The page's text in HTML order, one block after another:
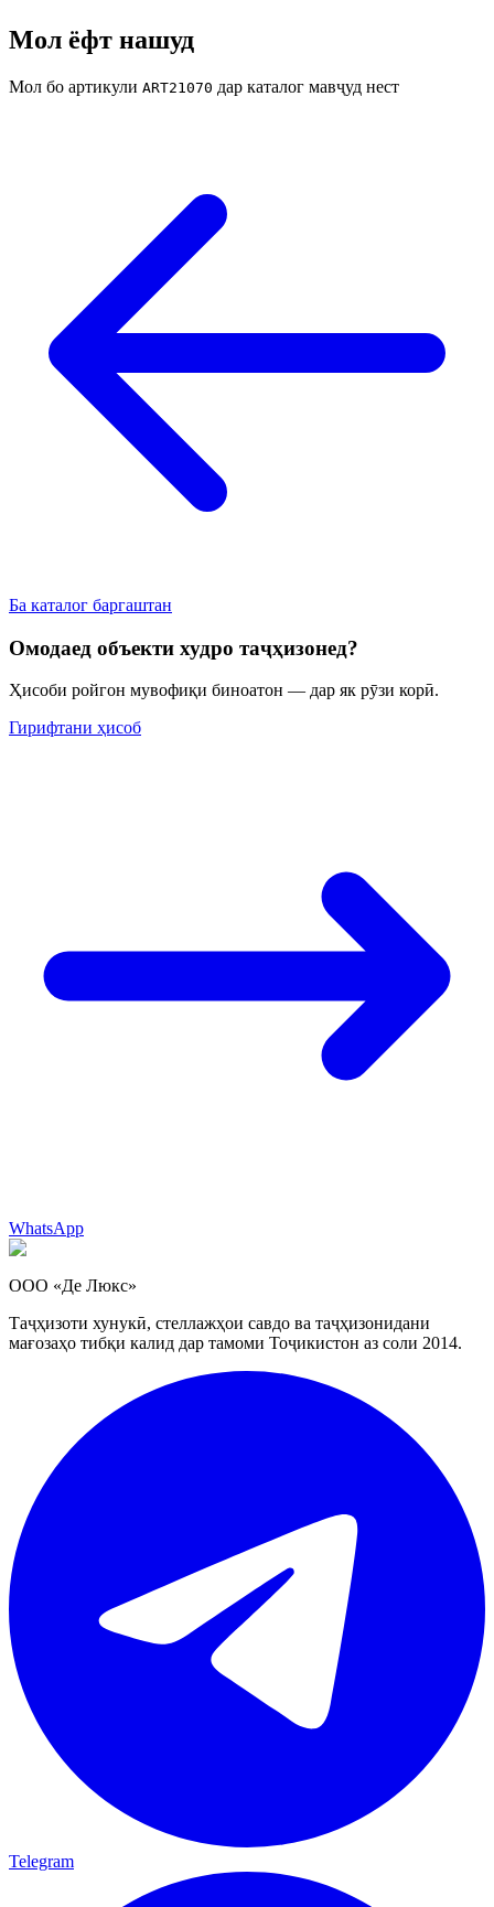
Мол ёфт нашуд
Мол бо артикули ART21070 дар каталог мавҷуд нест
Ба каталог баргаштан
Омодаед объекти худро таҷҳизонед?
Ҳисоби ройгон мувофиқи биноатон — дар як рӯзи корӣ.
Гирифтани ҳисоб
WhatsApp
ООО «Де Люкс»
Таҷҳизоти хунукӣ, стеллажҳои савдо ва таҷҳизонидани
мағозаҳо тибқи калид дар тамоми Тоҷикистон аз соли 2014.
Telegram